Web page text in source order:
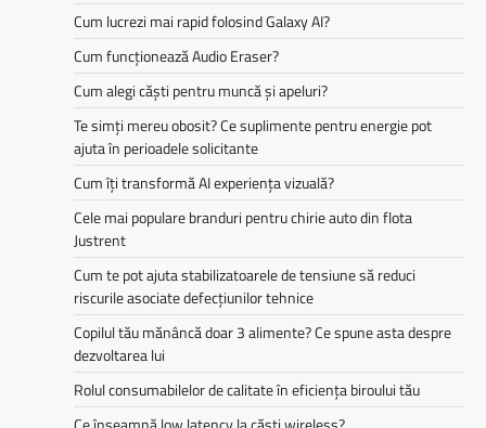
Cum lucrezi mai rapid folosind Galaxy AI?
Cum funcționează Audio Eraser?
Cum alegi căști pentru muncă și apeluri?
Te simți mereu obosit? Ce suplimente pentru energie pot
ajuta în perioadele solicitante
Cum îți transformă AI experiența vizuală?
Cele mai populare branduri pentru chirie auto din flota
Justrent
Cum te pot ajuta stabilizatoarele de tensiune să reduci
riscurile asociate defecțiunilor tehnice
Copilul tău mănâncă doar 3 alimente? Ce spune asta despre
dezvoltarea lui
Rolul consumabilelor de calitate în eficiența biroului tău